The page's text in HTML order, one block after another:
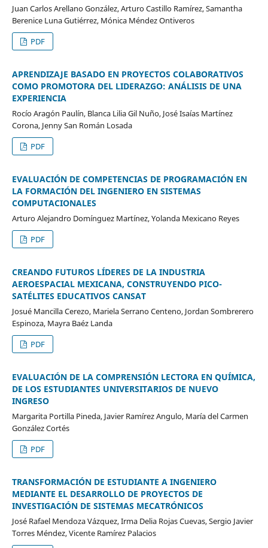
Juan Carlos Arellano González, Arturo Castillo Ramírez, Samantha
Berenice Luna Gutiérrez, Mónica Méndez Ontiveros
PDF
APRENDIZAJE BASADO EN PROYECTOS COLABORATIVOS
COMO PROMOTORA DEL LIDERAZGO: ANÁLISIS DE UNA
EXPERIENCIA
Rocío Aragón Paulín, Blanca Lilia Gil Nuño, José Isaías Martínez
Corona, Jenny San Román Losada
PDF
EVALUACIÓN DE COMPETENCIAS DE PROGRAMACIÓN EN
LA FORMACIÓN DEL INGENIERO EN SISTEMAS
COMPUTACIONALES
Arturo Alejandro Domínguez Martínez, Yolanda Mexicano Reyes
PDF
CREANDO FUTUROS LÍDERES DE LA INDUSTRIA
AEROESPACIAL MEXICANA, CONSTRUYENDO PICO-
SATÉLITES EDUCATIVOS CANSAT
Josué Mancilla Cerezo, Mariela Serrano Centeno, Jordan Sombrerero
Espinoza, Mayra Baéz Landa
PDF
EVALUACIÓN DE LA COMPRENSIÓN LECTORA EN QUÍMICA,
DE LOS ESTUDIANTES UNIVERSITARIOS DE NUEVO
INGRESO
Margarita Portilla Pineda, Javier Ramírez Angulo, María del Carmen
González Cortés
PDF
TRANSFORMACIÓN DE ESTUDIANTE A INGENIERO
MEDIANTE EL DESARROLLO DE PROYECTOS DE
INVESTIGACIÓN DE SISTEMAS MECATRÓNICOS
José Rafael Mendoza Vázquez, Irma Delia Rojas Cuevas, Sergio Javier
Torres Méndez, Vicente Ramírez Palacios